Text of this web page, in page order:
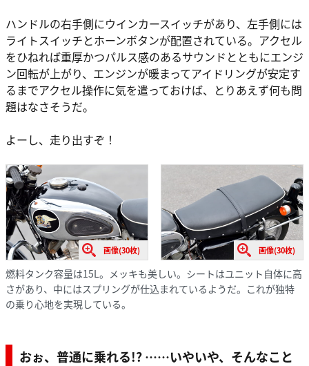
ハンドルの右手側にウインカースイッチがあり、左手側には
ライトスイッチとホーンボタンが配置されている。アクセル
をひねれば重厚かつパルス感のあるサウンドとともにエンジ
ン回転が上がり、エンジンが暖まってアイドリングが安定す
るまでアクセル操作に気を遣っておけば、とりあえず何も問
題はなさそうだ。
よーし、走り出すぞ！
画像(30枚) 画像(30枚)
燃料タンク容量は15L。メッキも美しい。シートはユニット自体に高
さがあり、中にはスプリングが仕込まれているようだ。これが独特
の乗り心地を実現している。
おぉ、普通に乗れる!? ……いやいや、そんなこと